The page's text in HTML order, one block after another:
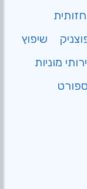
שיפוץ
מוניות